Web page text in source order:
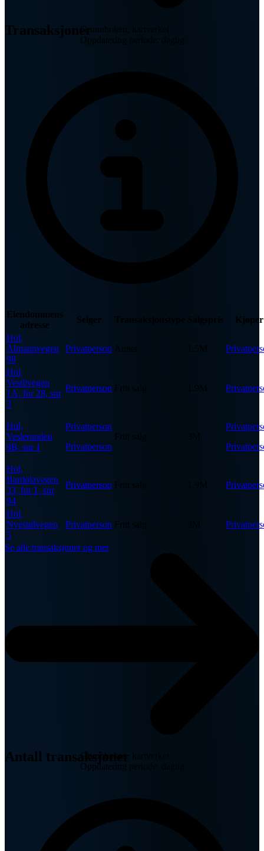
TransaksjonerGrunnboken, kartverket
Oppdatering periode: daglig
Eiendommens
adresse
Selger Transaksjonstype Salgspris
Kjøper
Hol,
Ålmannvegen
98
Privatperson Annet
Hol,
Vestlivegen
1A, fnr 28, snr
3
Privatperson Fritt salg
Hol,
Veslerunden
9B, snr 1
Privatperson
Privatperson
Fritt salg
Hol,
Bardølavegen
33, fnr 1, snr
94
Privatperson Fritt salg
Hol,
Nyestølvegen
5
Privatperson Fritt salg
Se alle transaksjoner og mer
Antall transaksjoner
Grunnboken, kartverket
Oppdatering periode: daglig